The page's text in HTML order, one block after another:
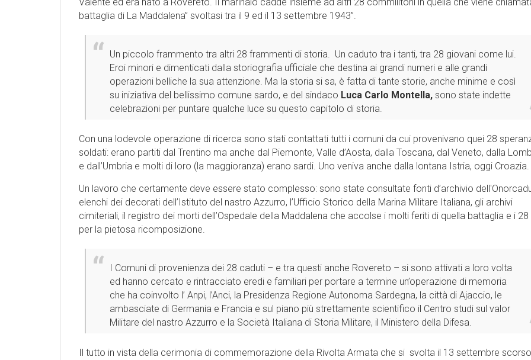
Valente ed era nato a Rovereto. Il marinaio cadde insieme ad altri 28 commilitoni in quella che viene
battaglia di La Maddalena” svoltasi tra il 9 ed il 13 settembre 1943”.
Un piccolo frammento tra altri 28 frammenti di storia. Un caduto tra i tanti, tra 28 giovani come lui.
Eroi minori e dimenticati dalla storiografia ufficiale che destina ai grandi numeri e alle grandi
operazioni belliche la sua attenzione. Ma la storia si sa, è fatta di tante storie, anche minime e così
su iniziativa del bellissimo comune sardo, e del sindaco Luca Carlo Montella, sono state indette
celebrazioni per puntare qualche luce su questo capitolo di storia.
Con una lodevole operazione di ricerca sono stati contattati tutti i comuni da cui provenivano quei 28
soldati: erano partiti dal Trentino ma anche dal Piemonte, Valle d’Aosta, dalla Toscana, dal Veneto, dalla
e dall’Umbria e molti di loro (la maggioranza) erano sardi. Uno veniva anche dalla lontana Istria, oggi Croazia.
Un lavoro che certamente deve essere stato complesso: sono state consultate fonti d’archivio
elenchi dei decorati dell’Istituto del nastro Azzurro, l’Ufficio Storico della Marina Militare Italiana, gli archivi
cimiteriali, il registro dei morti dell’Ospedale della Maddalena che accolse i molti feriti di quella battaglia e i
per la pietosa ricomposizione.
I Comuni di provenienza dei 28 caduti – e tra questi anche Rovereto – si sono attivati a loro volta
ed hanno cercato e rintracciato eredi e familiari per portare a termine un’operazione di memoria
che ha coinvolto l’ Anpi, l’Anci, la Presidenza Regione Autonoma Sardegna, la città di Ajaccio, le
ambasciate di Germania e Francia e sul piano più strettamente scientifico il Centro studi sul valor
Militare del nastro Azzurro e la Società Italiana di Storia Militare, il Ministero della Difesa.
Il tutto in vista della cerimonia di commemorazione della Rivolta Armata che si svolta il 13 settembre scorso